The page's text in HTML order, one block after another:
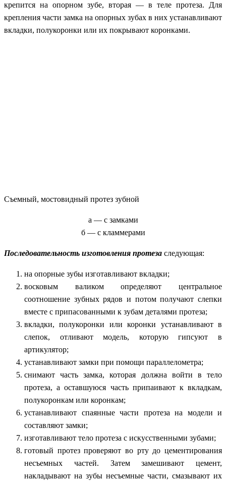
крепится на опорном зубе, вторая — в теле протеза. Для
крепления части замка на опорных зубах в них устанавливают
вкладки, полукоронки или их покрывают коронками.
Cъемный, мостовидный протез зубной
а — с замками
б — с кламмерами
Последовательность изготовления протеза следующая:
на опорные зубы изготавливают вкладки;
восковым валиком определяют центральное
соотношение зубных рядов и потом получают слепки
вместе с припасованными к зубам деталями протеза;
вкладки, полукоронки или коронки устанавливают в
слепок, отливают модель, которую гипсуют в
артикулятор;
устанавливают замки при помощи параллелометра;
снимают часть замка, которая должна войти в тело
протеза, а оставшуюся часть припаивают к вкладкам,
полукоронкам или коронкам;
устанавливают спаянные части протеза на модели и
составляют замки;
изготавливают тело протеза с искусственными зубами;
готовый протез проверяют во рту до цементирования
несъемных частей. Затем замешивают цемент,
накладывают на зубы несъемные части, смазывают их